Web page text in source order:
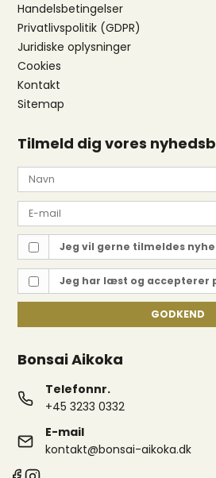
Handelsbetingelser
Privatlivspolitik (GDPR)
Juridiske oplysninger
Cookies
Kontakt
Sitemap
Tilmeld dig vores
Jeg vil gerne tilmeldes
Jeg har læst og accepterer
GODKEND
Bonsai Aikoka
Telefonnr.
+45 3233 0332
E-mail
kontakt@bonsai-aikoka.dk